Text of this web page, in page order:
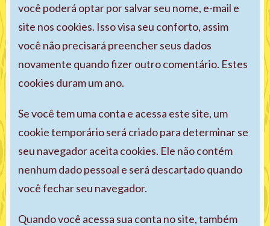
você poderá optar por salvar seu nome, e-mail e
site nos cookies. Isso visa seu conforto, assim
você não precisará preencher seus dados
novamente quando fizer outro comentário. Estes
cookies duram um ano.
Se você tem uma conta e acessa este site, um
cookie temporário será criado para determinar se
seu navegador aceita cookies. Ele não contém
nenhum dado pessoal e será descartado quando
você fechar seu navegador.
Quando você acessa sua conta no site, também